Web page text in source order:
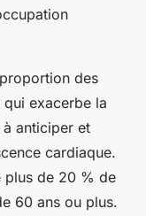
des
qui exacerbe la
à anticiper et
cardiaque.
plus de 20 % de
60 ans ou plus.